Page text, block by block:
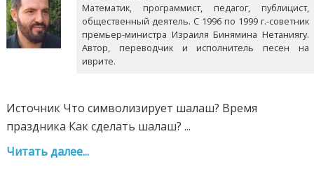
Математик, программист, педагог, публицист,
общественный деятель. С 1996 по 1999 г.-советник
премьер-министра Израиля Бинямина Нетаниягу.
Автор, переводчик и исполнитель песен на
иврите.
Источник Что символизирует шалаш? Время
праздника Как сделать шалаш? ...
Читать далее...